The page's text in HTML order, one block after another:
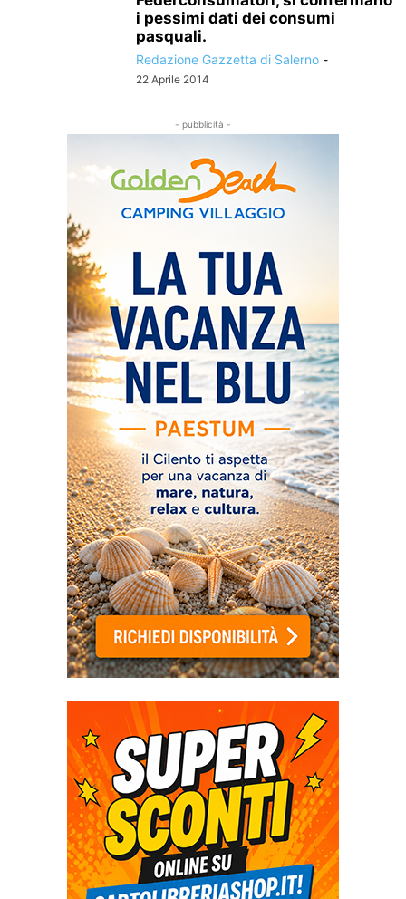
i pessimi dati dei consumi
pasquali.
Redazione Gazzetta di Salerno -
22 Aprile 2014
- pubblicità -